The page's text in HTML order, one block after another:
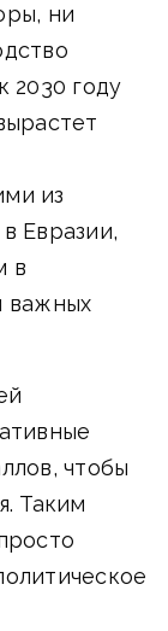
ни
2030 году
из
Евразии,
в
важных
чтобы
Таким